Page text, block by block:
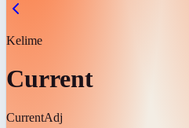
Kelime
Current
CurrentAdj